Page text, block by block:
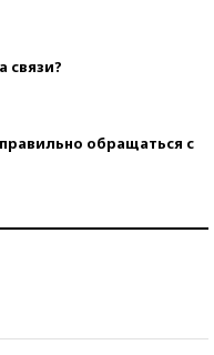
связи?
обращаться с